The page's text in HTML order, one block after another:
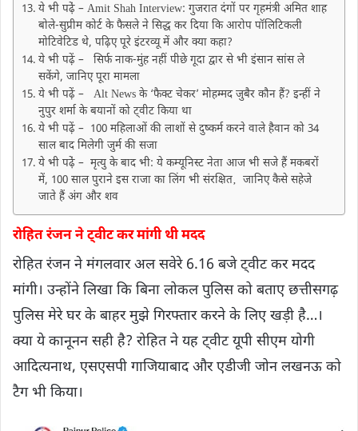
ये भी पढे़ं – Amit Shah Interview: गुजरात दंगों पर गृहमंत्री अमित शाह
बोले-सुप्रीम कोर्ट के फैसले ने सिद्ध कर दिया कि आरोप पॉलिटिकली
मोटिवेटिड थे, पढ़िए पूरे इंटरव्यू में और क्या कहा?
ये भी पढ़ें – सिर्फ नाक-मुंह नहीं पीछे गूदा द्वार से भी इंसान सांस ले
सकेंगे, जानिए पूरा मामला
ये भी पढ़ें – Alt News के ‘फैक्ट चेकर’ मोहम्मद जुबैर कौन हैं? इन्हीं ने
नुपुर शर्मा के बयानों को ट्वीट किया था
ये भी पढ़ें – 100 महिलाओं की लाशों से दुष्कर्म करने वाले हैवान को 34
साल बाद मिलेगी जुर्म की सजा
ये भी पढे़ं – मृत्यु के बाद भी: ये कम्यूनिस्ट नेता आज भी सजे हैं मकबरों
में, 100 साल पुराने इस राजा का लिंग भी संरक्षित‚ जानिए कैसे सहेजे
जाते हैं अंग और शव
रोहित रंजन ने ट्वीट कर मांगी थी मदद
रोहित रंजन ने मंगलवार अल सवेरे 6.16 बजे ट्वीट कर मदद
मांगी। उन्होंने लिखा कि बिना लोकल पुलिस को बताए छत्तीसगढ़
पुलिस मेरे घर के बाहर मुझे गिरफ्तार करने के लिए खड़ी है…।
क्या ये कानूनन सही है? रोहित ने यह ट्वीट यूपी सीएम योगी
आदित्यनाथ, एसएसपी गाजियाबाद और एडीजी जोन लखनऊ को
टैग भी किया।